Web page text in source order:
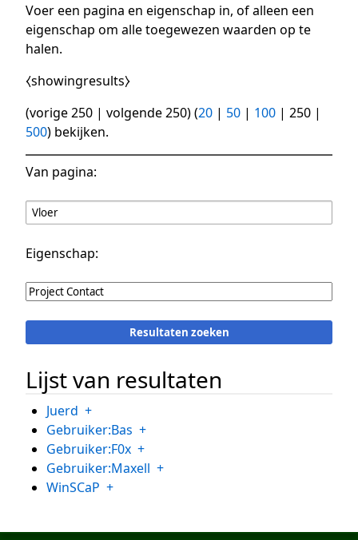
Voer een pagina en eigenschap in, of alleen een
eigenschap om alle toegewezen waarden op te
halen.
⧼showingresults⧽
(vorige 250 | volgende 250) (20 | 50 | 100 | 250 |
500) bekijken.
Van pagina:
Eigenschap:
Lijst van resultaten
Juerd +
Gebruiker:Bas +
Gebruiker:F0x +
Gebruiker:Maxell +
WinSCaP +